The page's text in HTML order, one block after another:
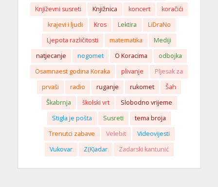
Književni susreti
Knjižnica koncert
koračići
krajevi i ljudi
Kros Lektira
LiDraNo
Ljepota različitosti
matematika
Mediji
natjecanje
nogomet O Koracima
odbojka
Osamnaest godina Koraka
plivanje
Pljesak za
prvaši
radio ruganje rukomet
Šah
Škabrnja
školski vrt
Slobodno vrijeme
Stigla je pošta
Susreti
tema broja
Trenutci zabave
Velebit
Videovijesti
Vukovar
Z(K)adar Zadarski kantunić